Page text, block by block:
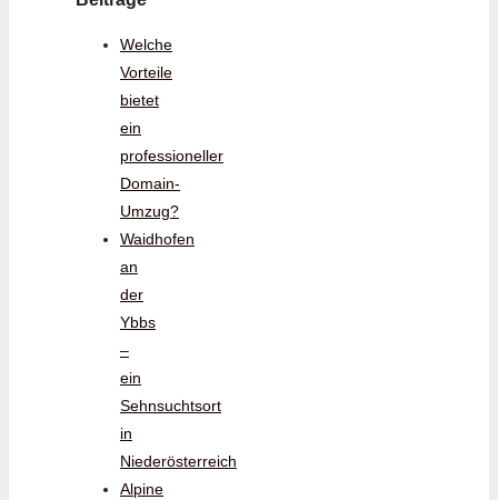
Welche
Vorteile
bietet
ein
professioneller
Domain-
Umzug?
Waidhofen
an
der
Ybbs
–
ein
Sehnsuchtsort
in
Niederösterreich
Alpine